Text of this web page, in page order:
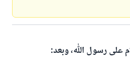
على رسول الله، وبعد: